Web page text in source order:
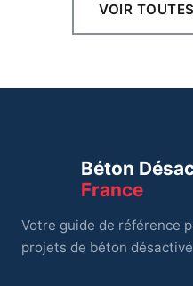
VOIR
Béton
France
Votre guide de référence
projets de béton